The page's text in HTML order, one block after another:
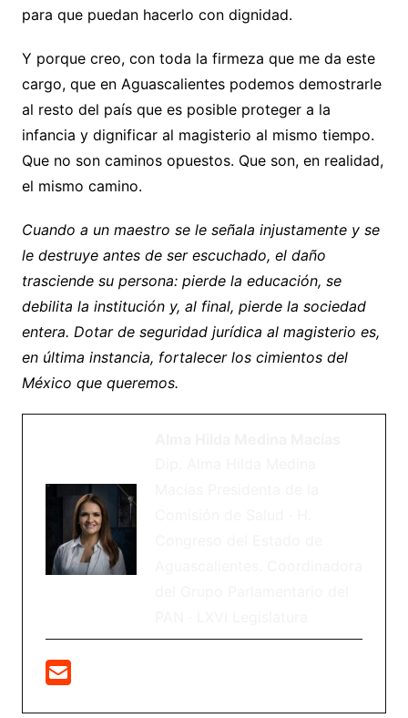
para que puedan hacerlo con dignidad.
Y porque creo, con toda la firmeza que me da este
cargo, que en Aguascalientes podemos demostrarle
al resto del país que es posible proteger a la
infancia y dignificar al magisterio al mismo tiempo.
Que no son caminos opuestos. Que son, en realidad,
el mismo camino.
Cuando a un maestro se le señala injustamente y se
le destruye antes de ser escuchado, el daño
trasciende su persona: pierde la educación, se
debilita la institución y, al final, pierde la sociedad
entera. Dotar de seguridad jurídica al magisterio es,
en última instancia, fortalecer los cimientos del
México que queremos.